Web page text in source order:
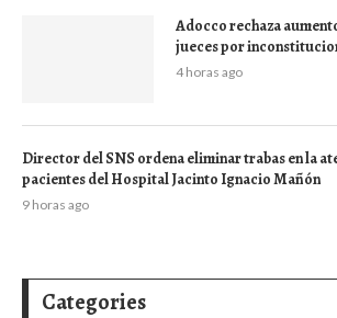
Adocco rechaza
jueces por
4 horas ago
Director del SNS ordena eliminar trabas en la
pacientes del Hospital Jacinto Ignacio Mañón
9 horas ago
Categories